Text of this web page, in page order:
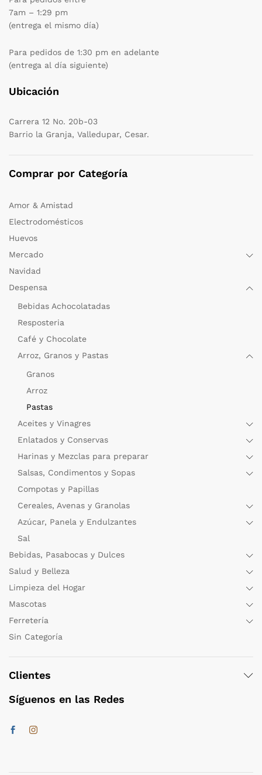
7am – 1:29 pm
(entrega el mismo día)
Para pedidos de 1:30 pm en adelante
(entrega al día siguiente)
Ubicación
Carrera 12 No. 20b-03
Barrio la Granja, Valledupar, Cesar.
Comprar por Categoría
Amor & Amistad
Electrodomésticos
Huevos
Mercado
Navidad
Despensa
Bebidas Achocolatadas
Resposteria
Café y Chocolate
Arroz, Granos y Pastas
Granos
Arroz
Pastas
Aceites y Vinagres
Enlatados y Conservas
Harinas y Mezclas para preparar
Salsas, Condimentos y Sopas
Compotas y Papillas
Cereales, Avenas y Granolas
Azúcar, Panela y Endulzantes
Sal
Bebidas, Pasabocas y Dulces
Salud y Belleza
Limpieza del Hogar
Mascotas
Ferretería
Sin Categoría
Clientes
Síguenos en las Redes